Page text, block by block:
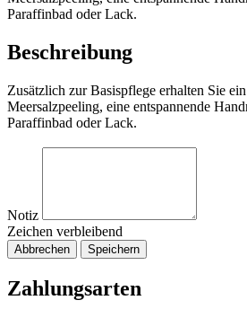
Paraffinbad oder Lack.
Beschreibung
Zusätzlich zur Basispflege erhalten Sie
Meersalzpeeling, eine entspannende
Paraffinbad oder Lack.
Notiz
Zeichen verbleibend
Abbrechen Speichern
Zahlungsarten